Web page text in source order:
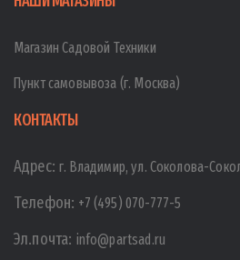
Магазин Садовой Техники
Пункт самовывоза (г. Москва)
КОНТАКТЫ
Адрес:г. Владимир, ул. Соколова-
Телефон: +7 (495) 070-777-5
Эл.почта: info@partsad.ru